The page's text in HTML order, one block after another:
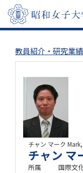
教員紹介・研究業
チャン マーク
チャン マ
所属
国際文